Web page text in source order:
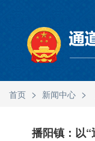
首页 > 新闻中心 >
播阳镇：以“